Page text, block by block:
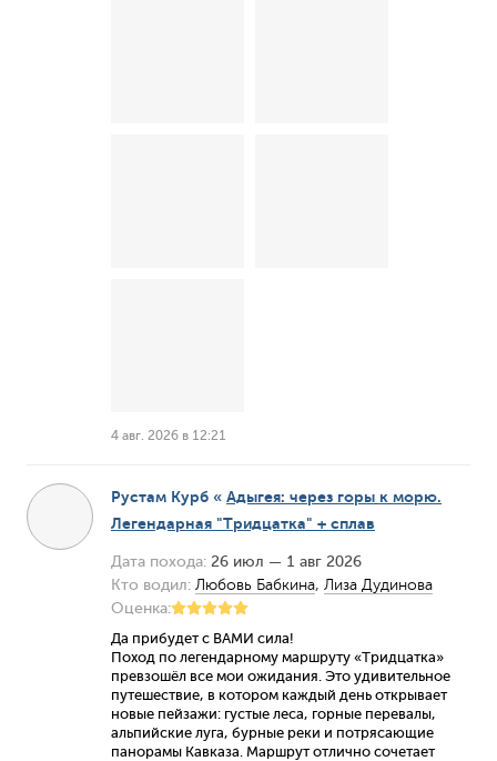
4 авг. 2026 в 12:21
Рустам Курб « Адыгея: через горы к морю.
Легендарная "Тридцатка" + сплав
Дата похода: 26 июл — 1 авг 2026
Кто водил: Любовь Бабкина, Лиза Дудинова
Оценка:
Да прибудет с ВАМИ сила!
Поход по легендарному маршруту «Тридцатка»
превзошёл все мои ожидания. Это удивительное
путешествие, в котором каждый день открывает
новые пейзажи: густые леса, горные перевалы,
альпийские луга, бурные реки и потрясающие
панорамы Кавказа. Маршрут отлично сочетает